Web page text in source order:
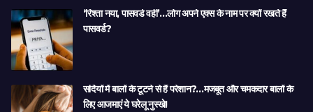
‘रिश्ता नया, पासवर्ड वही’…लोग अपने एक्स के नाम पर क्यों रखते हैं
पासवर्ड?
सर्दियों में बालों के टूटने से हैं परेशान?…मजबूत और चमकदार बालों के
लिए आजमाएं ये घरेलू नुस्खे!